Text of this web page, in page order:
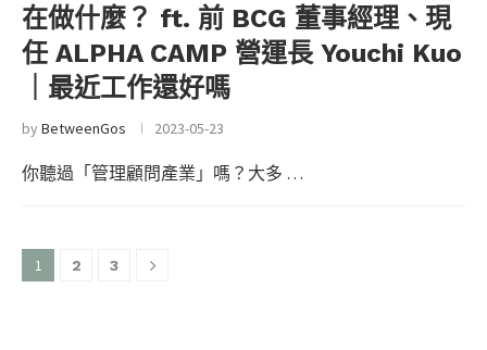
在做什麼？ ft. 前 BCG 董事經理、現
任 ALPHA CAMP 營運長 Youchi Kuo
｜最近工作還好嗎
byBetweenGos 2023-05-23
你聽過「管理顧問產業」嗎？大多 …
1 2 3